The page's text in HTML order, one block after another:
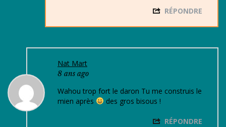
RÉPONDRE
Nat Mart
8 ans ago
Wahou trop fort le daron Tu me construis le
mien après
des gros bisous !
RÉPONDRE